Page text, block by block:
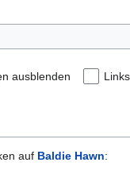
ausblenden
auf Baldie Hawn: